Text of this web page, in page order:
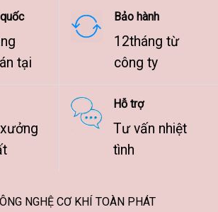
tại
Bảo hành
12tháng từ
công ty
Hỗ trợ
Tư vấn nhiệt
tình
NGHỆ CƠ KHÍ TOÀN PHÁT